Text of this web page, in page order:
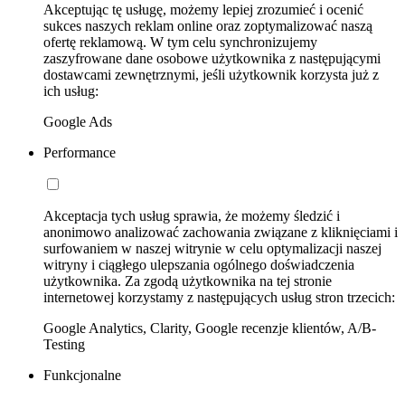
Akceptując tę usługę, możemy lepiej zrozumieć i ocenić
sukces naszych reklam online oraz zoptymalizować naszą
ofertę reklamową. W tym celu synchronizujemy
zaszyfrowane dane osobowe użytkownika z następującymi
dostawcami zewnętrznymi, jeśli użytkownik korzysta już z
ich usług:
Google Ads
Performance
Akceptacja tych usług sprawia, że możemy śledzić i
anonimowo analizować zachowania związane z kliknięciami i
surfowaniem w naszej witrynie w celu optymalizacji naszej
witryny i ciągłego ulepszania ogólnego doświadczenia
użytkownika. Za zgodą użytkownika na tej stronie
internetowej korzystamy z następujących usług stron trzecich:
Google Analytics, Clarity, Google recenzje klientów, A/B-
Testing
Funkcjonalne